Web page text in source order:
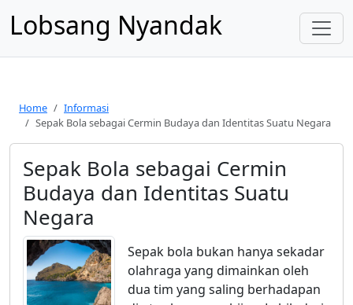
Lobsang Nyandak
Home
Informasi
Sepak Bola sebagai Cermin Budaya dan Identitas Suatu Negara
Sepak Bola sebagai Cermin
Budaya dan Identitas Suatu
Negara
Sepak bola bukan hanya sekadar
olahraga yang dimainkan oleh
dua tim yang saling berhadapan